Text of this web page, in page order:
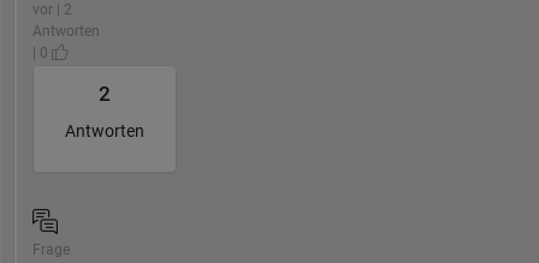
vor | 2
Antworten
| 0
2
Antworten
Frage